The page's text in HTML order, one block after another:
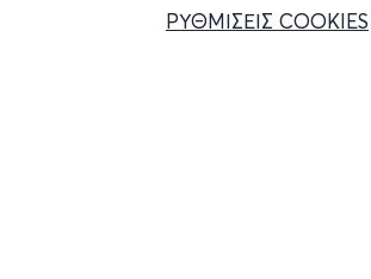
ΡΥΘΜΙΣΕΙΣ COOKIES